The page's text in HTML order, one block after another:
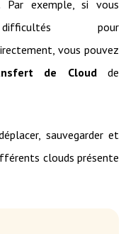
exemple, si vous
pour
vous pouvez
de Cloudde
sauvegarder et
clouds présente